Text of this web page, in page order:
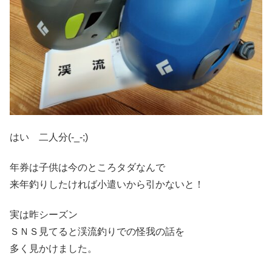
はい 二人分(-_-;)
年券は子供は今のところタダなんで
来年釣りしたければ小遣いから引かないと！
実は昨シーズン
ＳＮＳ見てると渓流釣りでの怪我の話を
多く見かけました。